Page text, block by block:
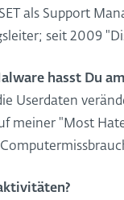
als Support
seit 2009
hasst Du
Userdaten
meiner "Most